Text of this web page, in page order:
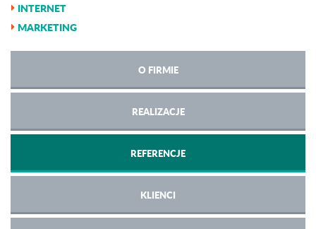
INTERNET
MARKETING
O FIRMIE
REALIZACJE
REFERENCJE
KLIENCI